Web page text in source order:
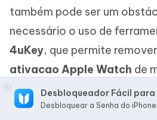
também pode ser um
necessário o uso de
4uKey, que permite remover
ativacao Apple Watch de
prática.Desbloqueador Fácil
Desbloquear a Senha do